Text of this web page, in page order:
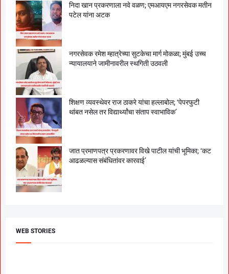
निदा खान प्रकरणाला नवे वळण; एमआयएम नगरसेवक मतीन
पटेल यांना अटक
नगरसेवक रमेश म्हात्रेच्या सुटकेचा मार्ग मोकळा; मुंबई उच्च
न्यायालयाने जामीनावरील स्थगिती उठवली
शिक्षण व्यवस्थेवर राज ठाकरे यांचा हल्लाबोल; ‘पेपरफुटी
थांबत नसेल तर विद्यार्थ्यांचा संताप स्वाभाविक’
जात प्रमाणपत्र प्रकरणावर विखे पाटील यांची भूमिका; ‘कट
आढळल्यास संबंधितांवर कारवाई’
WEB STORIES